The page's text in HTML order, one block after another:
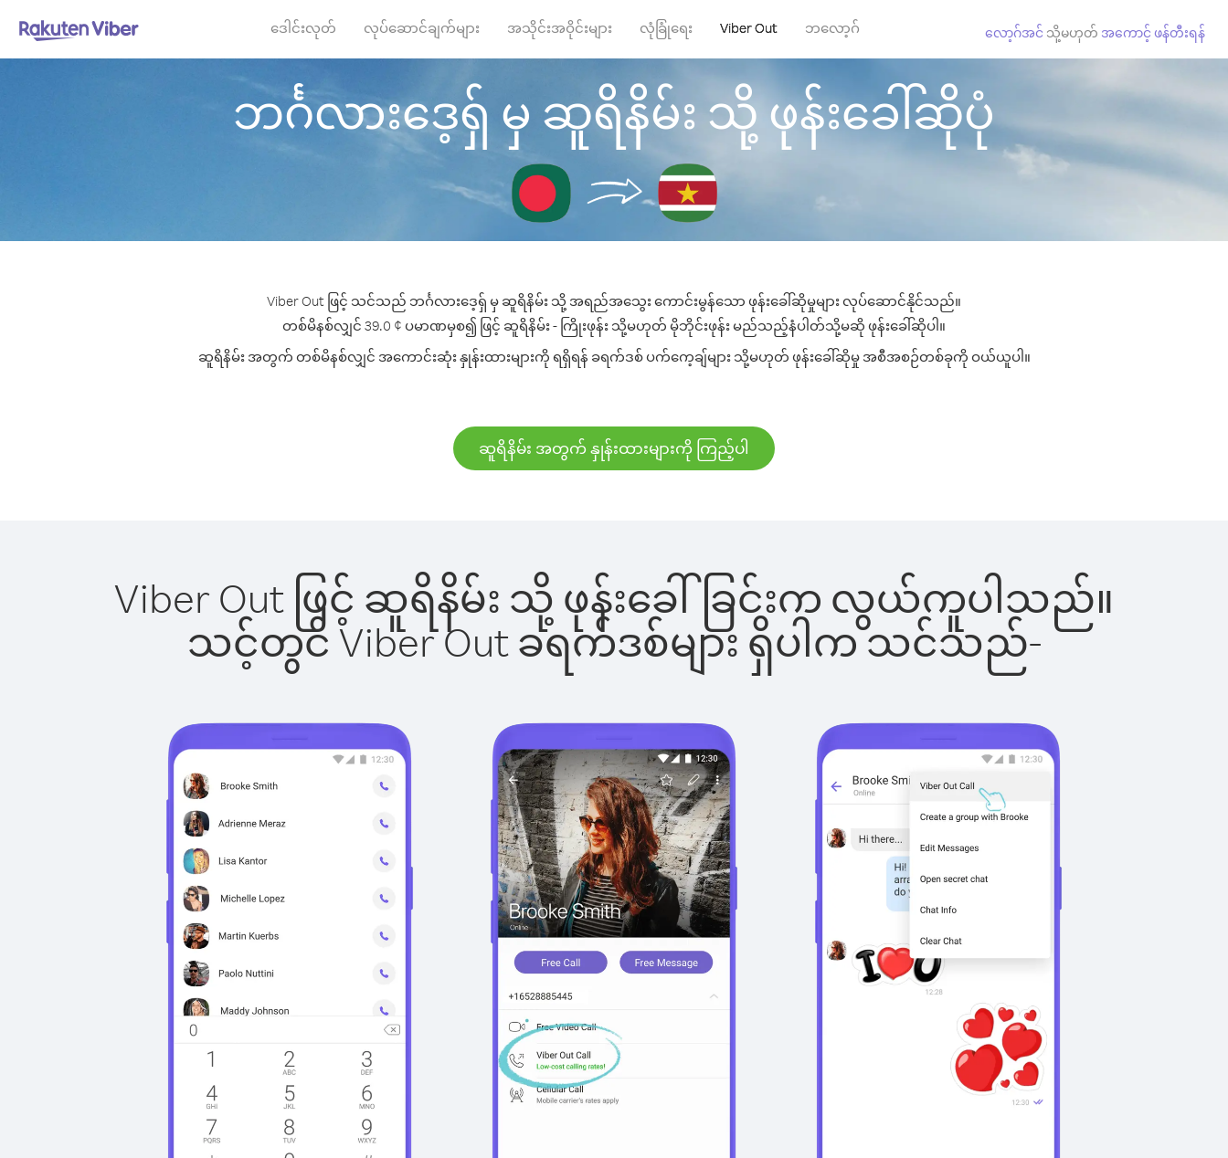
ဒေါင်းလုတ် လုပ်ဆောင်ချက်များ အသိုင်းအဝိုင်းများ လုံခြုံရေး Viber Out ဘလော့ဂ် လော့ဂ်အင် သို့မဟုတ် အကောင့် ဖန်တီးရန်
ဘင်္ဂလားဒေ့ရှ် မှ ဆူရိနိမ်း သို့ ဖုန်းခေါ်ဆိုပုံ
Viber Out ဖြင့် သင်သည် ဘင်္ဂလားဒေ့ရှ် မှ ဆူရိနိမ်း သို့ အရည်အသွေး ကောင်းမွန်သော ဖုန်းခေါ်ဆိုမှုများ လုပ်ဆောင်နိုင်သည်။
တစ်မိနစ်လျှင် 39.0 ¢ ပမာဏမှစ၍ ဖြင့် ဆူရိနိမ်း - ကြိုးဖုန်း သို့မဟုတ် မိုဘိုင်းဖုန်း မည်သည့်နံပါတ်သို့မဆို ဖုန်းခေါ်ဆိုပါ။
ဆူရိနိမ်း အတွက် တစ်မိနစ်လျှင် အကောင်းဆုံး နှုန်းထားများကို ရရှိရန် ခရက်ဒစ် ပက်ကေ့ချ်များ သို့မဟုတ် ဖုန်းခေါ်ဆိုမှု အစီအစဉ်တစ်ခုကို ဝယ်ယူပါ။
ဆူရိနိမ်း အတွက် နှုန်းထားများကို ကြည့်ပါ
Viber Out ဖြင့် ဆူရိနိမ်း သို့ ဖုန်းခေါ်ခြင်းက လွယ်ကူပါသည်။
သင့်တွင် Viber Out ခရက်ဒစ်များ ရှိပါက သင်သည်-